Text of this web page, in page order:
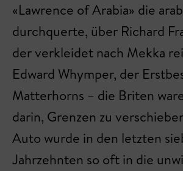
«Lawrence of Arabia» die
durchquerte, über Richard
der verkleidet nach Mekka
Edward Whymper, der
Matterhorns – die Briten
darin, Grenzen zu
Auto wurde in den letzten
Jahrzehnten so oft in die